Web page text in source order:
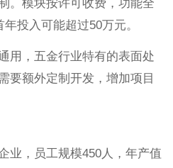
。模块按许可收费，功能全
投入可能超过50万元。
用，五金行业特有的表面处
要额外定制开发，增加项目
业，员工规模450人，年产值